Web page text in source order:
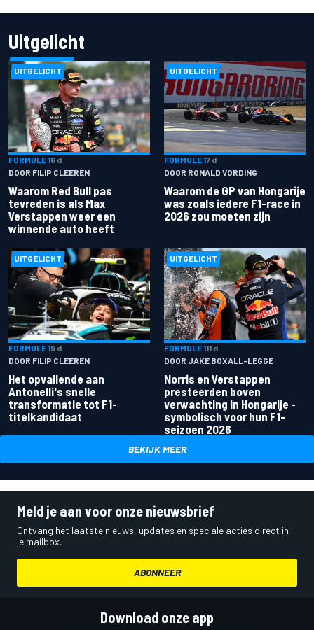
Uitgelicht
UITGELICHT
FORMULE 16 d
DOOR FILIP CLEEREN
Waarom Red Bull pas
tevreden is als Max
Verstappen weer een
winnende auto heeft
UITGELICHT
FORMULE 17 d
DOOR RONALD VORDING
Waarom de GP van Hongarije
was zoals iedere F1-race in
2026 zou moeten zijn
UITGELICHT
FORMULE 19 d
DOOR FILIP CLEEREN
Het opvallende aan
Antonelli's snelle
transformatie tot F1-
titelkandidaat
UITGELICHT
FORMULE 111 d
DOOR JAKE BOXALL-LEGGE
Norris en Verstappen
presteerden boven
verwachting in Hongarije -
symbolisch voor hun F1-
seizoen 2026
BEKIJK MEER
Meld je aan voor onze nieuwsbrief
Ontvang het laatste nieuws, updates en speciale acties direct in
je mailbox.
ABONNEER
Download onze app